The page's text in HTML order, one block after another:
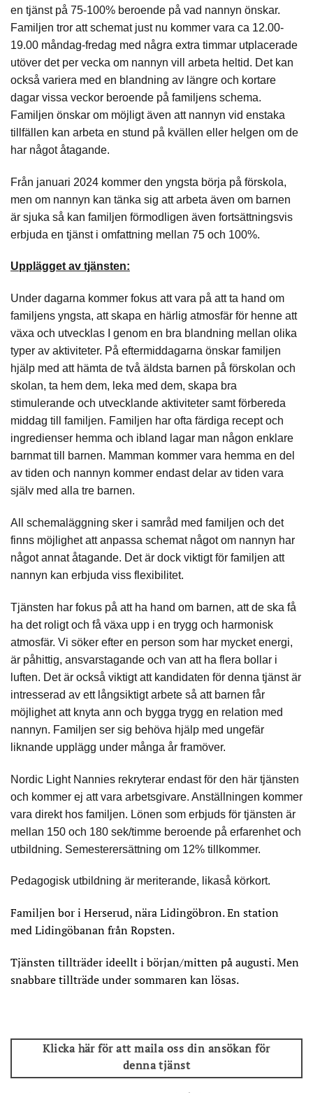
en tjänst på 75-100% beroende på vad nannyn önskar.
Familjen tror att schemat just nu kommer vara ca 12.00-
19.00 måndag-fredag med några extra timmar utplacerade
utöver det per vecka om nannyn vill arbeta heltid. Det kan
också variera med en blandning av längre och kortare
dagar vissa veckor beroende på familjens schema.
Familjen önskar om möjligt även att nannyn vid enstaka
tillfällen kan arbeta en stund på kvällen eller helgen om de
har något åtagande.
Från januari 2024 kommer den yngsta börja på förskola,
men om nannyn kan tänka sig att arbeta även om barnen
är sjuka så kan familjen förmodligen även fortsättningsvis
erbjuda en tjänst i omfattning mellan 75 och 100%.
Upplägget av tjänsten:
Under dagarna kommer fokus att vara på att ta hand om
familjens yngsta, att skapa en härlig atmosfär för henne att
växa och utvecklas I genom en bra blandning mellan olika
typer av aktiviteter. På eftermiddagarna önskar familjen
hjälp med att hämta de två äldsta barnen på förskolan och
skolan, ta hem dem, leka med dem, skapa bra
stimulerande och utvecklande aktiviteter samt förbereda
middag till familjen. Familjen har ofta färdiga recept och
ingredienser hemma och ibland lagar man någon enklare
barnmat till barnen. Mamman kommer vara hemma en del
av tiden och nannyn kommer endast delar av tiden vara
själv med alla tre barnen.
All schemaläggning sker i samråd med familjen och det
finns möjlighet att anpassa schemat något om nannyn har
något annat åtagande. Det är dock viktigt för familjen att
nannyn kan erbjuda viss flexibilitet.
Tjänsten har fokus på att ha hand om barnen, att de ska få
ha det roligt och få växa upp i en trygg och harmonisk
atmosfär. Vi söker efter en person som har mycket energi,
är påhittig, ansvarstagande och van att ha flera bollar i
luften. Det är också viktigt att kandidaten för denna tjänst är
intresserad av ett långsiktigt arbete så att barnen får
möjlighet att knyta ann och bygga trygg en relation med
nannyn. Familjen ser sig behöva hjälp med ungefär
liknande upplägg under många år framöver.
Nordic Light Nannies rekryterar endast för den här tjänsten
och kommer ej att vara arbetsgivare. Anställningen kommer
vara direkt hos familjen. Lönen som erbjuds för tjänsten är
mellan 150 och 180 sek/timme beroende på erfarenhet och
utbildning. Semesterersättning om 12% tillkommer.
Pedagogisk utbildning är meriterande, likaså körkort.
Familjen bor i Herserud, nära Lidingöbron. En station
med Lidingöbanan från Ropsten.
Tjänsten tillträder ideellt i början/mitten på augusti. Men
snabbare tillträde under sommaren kan lösas.
Klicka här för att maila oss din ansökan för
denna tjänst